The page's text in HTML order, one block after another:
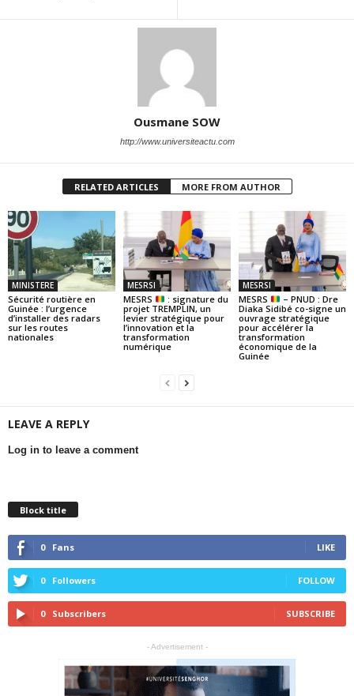
Ousmane SOW
http://www.universiteactu.com
RELATED ARTICLES MORE FROM AUTHOR
MINISTERE
Sécurité routière en
Guinée : l’urgence
d’installer des radars
sur les routes
nationales
MESRSI
MESRS
: signature du
projet TREMPLIN, un
levier stratégique pour
l’innovation et la
transformation
numérique
MESRSI
MESRS
– PNUD : Dre
Diaka Sidibé co-signe un
ouvrage stratégique
pour accélérer la
transformation
économique de la
Guinée
LEAVE A REPLY
Log in to leave a comment
Block title
0 Fans LIKE
0 Followers FOLLOW
0 Subscribers SUBSCRIBE
- Advertisement -